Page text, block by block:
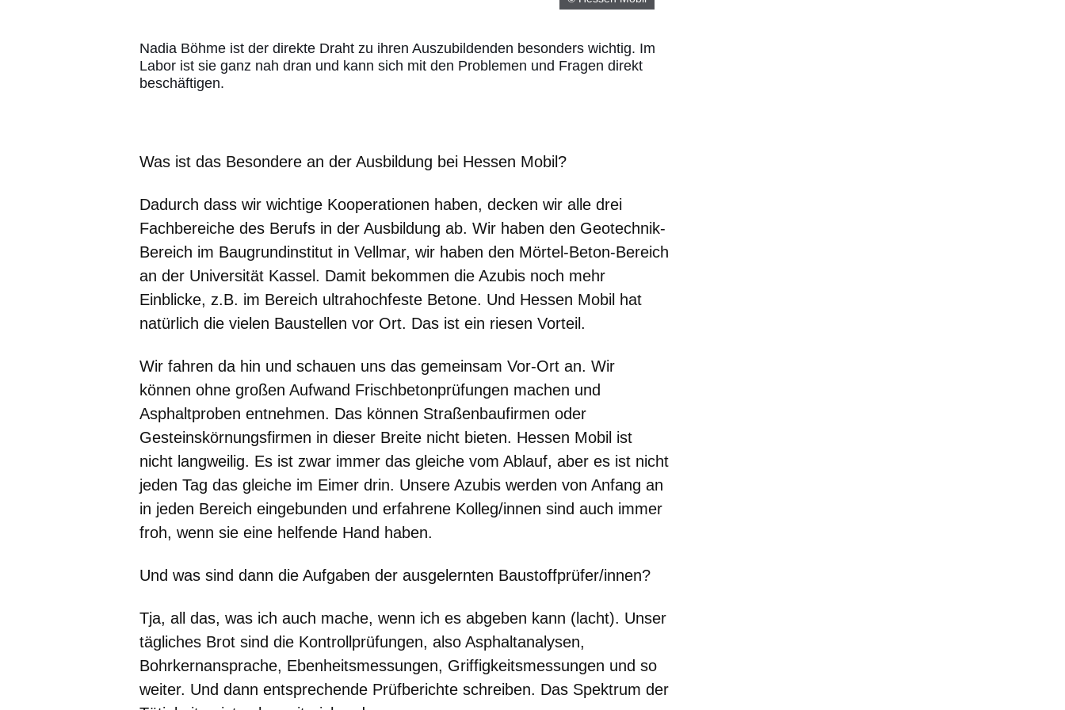
Nadia Böhme ist der direkte Draht zu ihren Auszubildenden besonders wichtig. Im
Labor ist sie ganz nah dran und kann sich mit den Problemen und Fragen direkt
beschäftigen.
Was ist das Besondere an der Ausbildung bei Hessen Mobil?
Dadurch dass wir wichtige Kooperationen haben, decken wir alle drei
Fachbereiche des Berufs in der Ausbildung ab. Wir haben den Geotechnik-
Bereich im Baugrundinstitut in Vellmar, wir haben den Mörtel-Beton-Bereich
an der Universität Kassel. Damit bekommen die Azubis noch mehr
Einblicke, z.B. im Bereich ultrahochfeste Betone. Und Hessen Mobil hat
natürlich die vielen Baustellen vor Ort. Das ist ein riesen Vorteil.
Wir fahren da hin und schauen uns das gemeinsam Vor-Ort an. Wir
können ohne großen Aufwand Frischbetonprüfungen machen und
Asphaltproben entnehmen. Das können Straßenbaufirmen oder
Gesteinskörnungsfirmen in dieser Breite nicht bieten. Hessen Mobil ist
nicht langweilig. Es ist zwar immer das gleiche vom Ablauf, aber es ist nicht
jeden Tag das gleiche im Eimer drin. Unsere Azubis werden von Anfang an
in jeden Bereich eingebunden und erfahrene Kolleg/innen sind auch immer
froh, wenn sie eine helfende Hand haben.
Und was sind dann die Aufgaben der ausgelernten Baustoffprüfer/innen?
Tja, all das, was ich auch mache, wenn ich es abgeben kann (lacht). Unser
tägliches Brot sind die Kontrollprüfungen, also Asphaltanalysen,
Bohrkernansprache, Ebenheitsmessungen, Griffigkeitsmessungen und so
weiter. Und dann entsprechende Prüfberichte schreiben. Das Spektrum der